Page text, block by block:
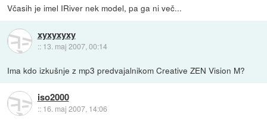
Včasih je imel IRiver nek model, pa ga ni več...
xyxyxyxy
:: 13. maj 2007, 00:14
Ima kdo izkušnje z mp3 predvajalnikom Creative ZEN Vision M?
iso2000
:: 16. maj 2007, 14:06